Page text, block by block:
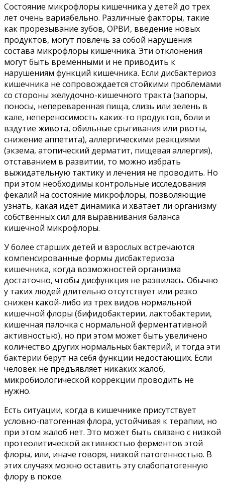
Состояние микрофлоры кишечника у детей до трех
лет очень вариабельно. Различные факторы, такие
как прорезывание зубов, ОРВИ, введение новых
продуктов, могут повлечь за собой нарушения
состава микрофлоры кишечника. Эти отклонения
могут быть временными и не приводить к
нарушениям функций кишечника. Если дисбактериоз
кишечника не сопровождается стойкими проблемами
со стороны желудочно-кишечного тракта (запоры,
поносы, непереваренная пища, слизь или зелень в
кале, непереносимость каких-то продуктов, боли и
вздутие живота, обильные срыгивания или рвоты,
снижение аппетита), аллергическими реакциями
(экзема, атопический дерматит, пищевая аллергия),
отставанием в развитии, то можно избрать
выжидательную тактику и лечения не проводить. Но
при этом необходимы контрольные исследования
фекалий на состояние микрофлоры, позволяющие
узнать, какая идет динамика и хватает ли организму
собственных сил для выравнивания баланса
кишечной микрофлоры.
У более старших детей и взрослых встречаются
компенсированные формы дисбактериоза
кишечника, когда возможностей организма
достаточно, чтобы дисфункция не развилась. Обычно
у таких людей длительно отсутствует или резко
снижен какой-либо из трех видов нормальной
кишечной флоры (бифидобактерии, лактобактерии,
кишечная палочка с нормальной ферментативной
активностью), но при этом может быть увеличено
количество других нормальных бактерий, и тогда эти
бактерии берут на себя функции недостающих. Если
человек не предъявляет никаких жалоб,
микробиологической коррекции проводить не
нужно.
Есть ситуации, когда в кишечнике присутствует
условно-патогенная флора, устойчивая к терапии, но
при этом жалоб нет. Это может быть связано с низкой
протеолитической активностью ферментов этой
флоры, или, иначе говоря, низкой патогенностью. В
этих случаях можно оставить эту слабопатогенную
флору в покое.